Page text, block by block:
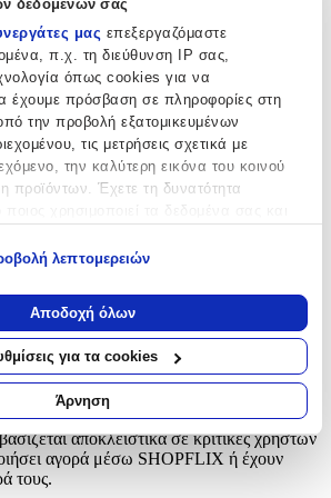
δεδομένων σας
μας επεξεργαζόμαστε
π.χ. τη διεύθυνση IP σας,
όπως cookies για να
έχουμε πρόσβαση σε πληροφορίες στη
την προβολή εξατομικευμένων
τις μετρήσεις σχετικά με
την καλύτερη εικόνα του κοινού
προϊόντων. Έχετε τη δυνατότητα
πληροφορίες σχετικά με τη γεωγραφική
οποίες μπορεί να είναι ακριβείς σε
μέτρων
τη συσκευή σας σαρώνοντας ενεργά
χαρακτηριστικά (δακτυλικό αποτύπωμα)
με τον τρόπο επεξεργασίας των
και καθορίστε τις προτιμήσεις σας
. Μπορείτε να αλλάξετε ή να
σας ανά πάσα στιγμή από τη
λεπτομερειών
Αποδοχή όλων
για τα cookies
Άρνηση
άλλες αξιολογήσεις. Όταν
εδώ.
βαθμολογία
αποκλειστικά σε κριτικές χρηστών
αγορά μέσω SHOPFLIX ή έχουν
τους.